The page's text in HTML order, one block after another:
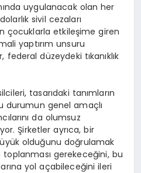
uygulanacak olan her
sivil cezaları
çocuklarla etkileşime giren
yaptırım unsuru
düzeydeki tıkanıklık
tasarıdaki tanımların
durumun genel amaçlı
da olumsuz
Şirketler ayrıca, bir
olduğunu doğrulamak
gerekeceğini, bu
yol açabileceğini ileri